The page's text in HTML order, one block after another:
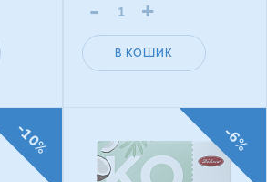
- +
В КОШИК
-10% -6%